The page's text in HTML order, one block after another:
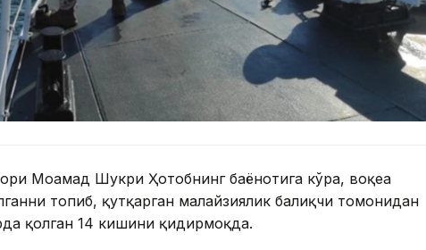
Моҳамад Шукри Ҳотобнинг баёнотига кўра, воқеа
топиб, қутқарган малайзиялик балиқчи томонидан
қолган 14 кишини қидирмоқда.